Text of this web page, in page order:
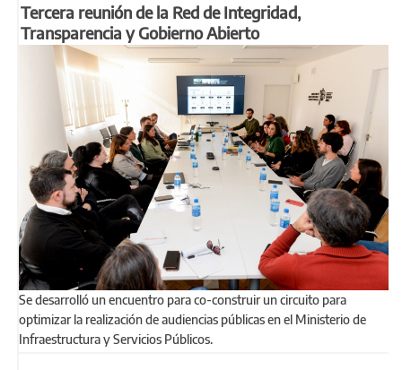
Tercera reunión de la Red de Integridad,
Transparencia y Gobierno Abierto
Se desarrolló un encuentro para co-construir un circuito para
optimizar la realización de audiencias públicas en el Ministerio de
Infraestructura y Servicios Públicos.